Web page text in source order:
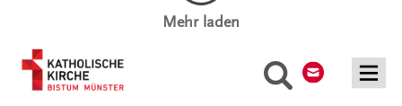
Suche
Mehr laden